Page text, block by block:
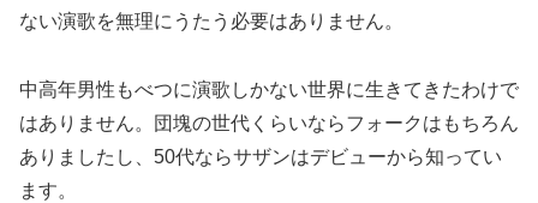
ない演歌を無理にうたう必要はありません。
中高年男性もべつに演歌しかない世界に生きてきたわけで
はありません。団塊の世代くらいならフォークはもちろん
ありましたし、50代ならサザンはデビューから知ってい
ます。